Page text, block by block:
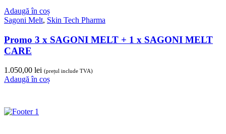
Adaugă în coș
Sagoni Melt, Skin Tech Pharma
Promo 3 x SAGONI MELT + 1 x SAGONI MELT
CARE
1.050,00 lei (prețul include TVA)
Adaugă în coș